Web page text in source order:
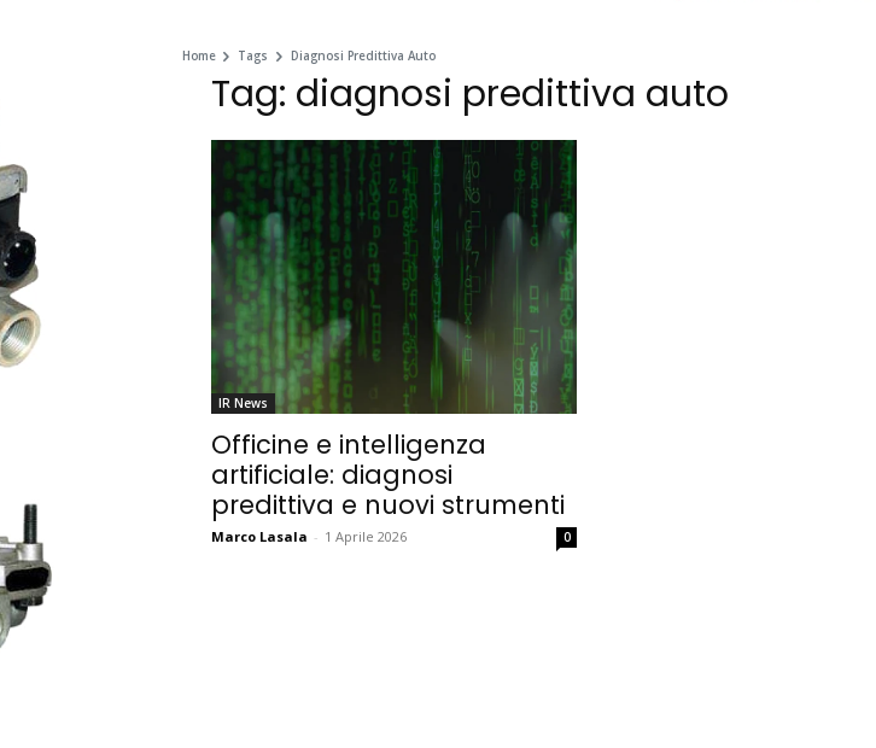
Home Tags Diagnosi Predittiva Auto
Tag: diagnosi predittiva auto
IR News
Officine e intelligenza
artificiale: diagnosi
predittiva e nuovi strumenti
Marco Lasala - 1 Aprile 2026 0